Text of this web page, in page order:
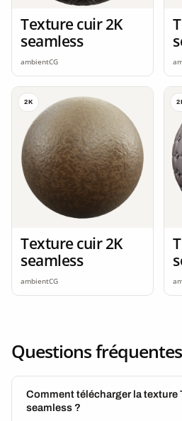
Texture cuir 2K
seamless
ambientCG
2K
Texture cuir 2K
seamless
ambientCG
Questions fréquentes
Comment télécharger la texture
seamless ?